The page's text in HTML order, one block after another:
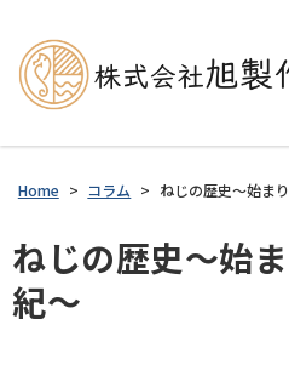
Home > コラム > ねじの歴史～始ま
ねじの歴史～始
紀～